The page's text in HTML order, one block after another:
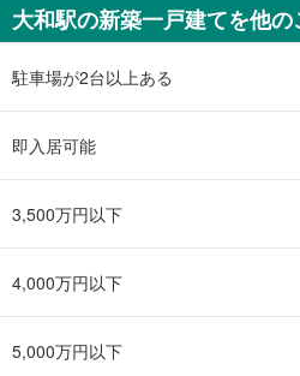
大和駅の新築一戸建てを他
駐車場が2台以上ある
即入居可能
3,500万円以下
4,000万円以下
5,000万円以下